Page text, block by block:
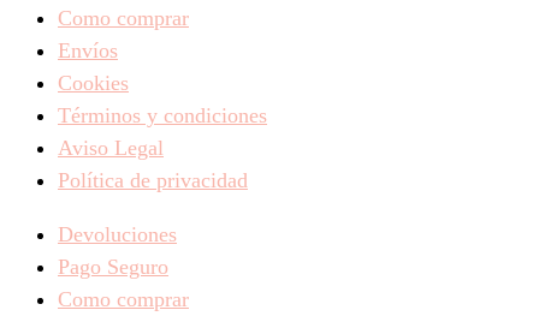
Como comprar
Envíos
Cookies
Términos y condiciones
Aviso Legal
Política de privacidad
Devoluciones
Pago Seguro
Como comprar